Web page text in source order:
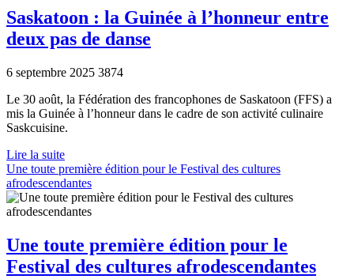
Saskatoon : la Guinée à l’honneur entre
deux pas de danse
6 septembre 2025 3874
Le 30 août, la Fédération des francophones de Saskatoon (FFS) a
mis la Guinée à l’honneur dans le cadre de son activité culinaire
Saskcuisine.
Lire la suite
Une toute première édition pour le Festival des cultures
afrodescendantes
Une toute première édition pour le
Festival des cultures afrodescendantes